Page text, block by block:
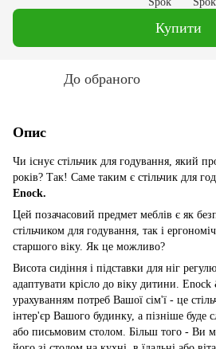
Купити
До обраного
Опис
Чи існує стільчик для годування, який
років? Так! Саме таким є стільчик для
Enock.
Цей позачасовий предмет меблів є як
стільчиком для годування, так і
старшого віку. Як це можливо?
Висота сидіння і підставки для ніг
адаптувати крісло до віку дитини.
урахуванням потреб Вашої сім'ї - це
інтер'єр Вашого будинку, а пізніше буде
або письмовим столом. Більш того - Ви